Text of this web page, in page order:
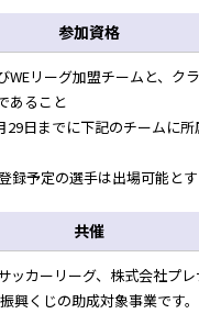
参加資格
WEリーグ加盟チームと、ク
あること
29日までに下記のチームに
録予定の選手は出場可能と
共催
ッカーリーグ、株式会社プレ
興くじの助成対象事業です。